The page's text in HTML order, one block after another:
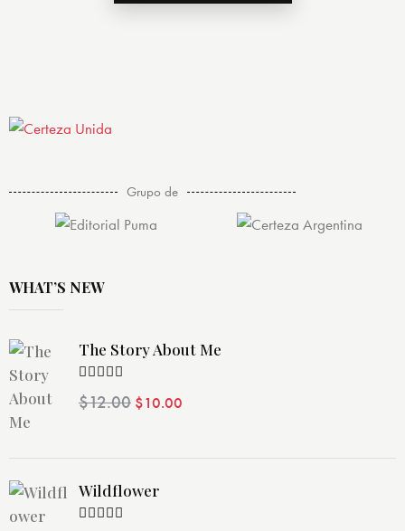
Grupo de
WHAT’S NEW
The Story About Me
Valorado
con4.00
$12.00 El
$12.00.
$10.00
Wildflower